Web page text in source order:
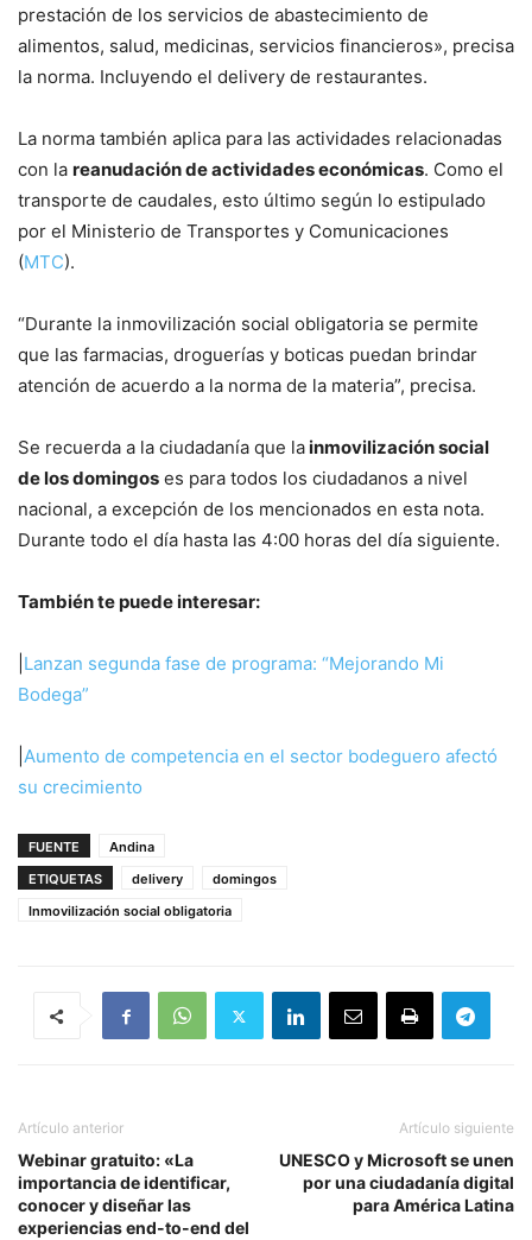
prestación de los servicios de abastecimiento de
alimentos, salud, medicinas, servicios financieros», precisa
la norma. Incluyendo el delivery de restaurantes.
La norma también aplica para las actividades relacionadas
con la reanudación de actividades económicas. Como el
transporte de caudales, esto último según lo estipulado
por el Ministerio de Transportes y Comunicaciones
(MTC).
“Durante la inmovilización social obligatoria se permite
que las farmacias, droguerías y boticas puedan brindar
atención de acuerdo a la norma de la materia”, precisa.
Se recuerda a la ciudadanía que lainmovilización social
de los domingos es para todos los ciudadanos a nivel
nacional, a excepción de los mencionados en esta nota.
Durante todo el día hasta las 4:00 horas del día siguiente.
También te puede interesar:
Lanzan segunda fase de programa: “Mejorando Mi
Bodega”
Aumento de competencia en el sector bodeguero afectó
su crecimiento
FUENTE
Andina
ETIQUETAS
delivery
domingos
Inmovilización social obligatoria
Artículo anterior
Webinar gratuito: «La
importancia de identificar,
conocer y diseñar las
experiencias end-to-end del
Artículo siguiente
UNESCO y Microsoft se unen
por una ciudadanía digital
para América Latina